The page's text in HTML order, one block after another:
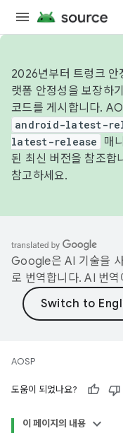
2026년부터 트렁크 안
랫폼 안정성을 보장하
코드를 게시합니다.
android-latest-
latest-release
매
된 최신 버전을 참조합
참고하세요.
Google은 AI 기술을
로 번역합니다. AI 번
AOSP
도움이 되었나요?
이 페이지의 내용